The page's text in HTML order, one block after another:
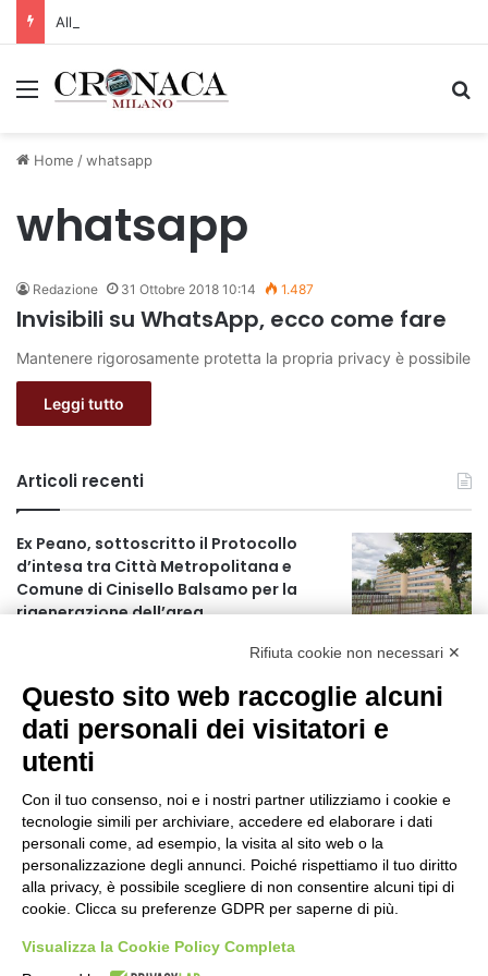
Allerta gialla per rischio temporali a partire dalle ore 18
Menu
Home /whatsapp
whatsapp
Redazione 31 Ottobre 2018 10:14 1.487
Invisibili su WhatsApp, ecco come fare
Mantenere rigorosamente protetta la propria privacy è possibile
Leggi tutto
Articoli recenti
Ex Peano, sottoscritto il Protocollo
d’intesa tra Città Metropolitana e
Comune di Cinisello Balsamo per la
rigenerazione dell’area
partire dalle ore 18
17 ore fa
Ex mercato Selinunte, via libera alle
linee di indirizzo per il nuovo spazio
socio-aggregativo dedicato ai giovani
Assegnati a Sogemi quattro mercati
comunali coperti
20 ore fa
A Santa Giulia tre nuove vie dedicate a
Rifiuta cookie non necessari ✕
Questo sito web raccoglie alcuni
dati personali dei visitatori e
utenti
Con il tuo consenso, noi e i nostri partner utilizziamo i cookie e
tecnologie simili per archiviare, accedere ed elaborare i dati
personali come, ad esempio, la visita al sito web o la
personalizzazione degli annunci. Poiché rispettiamo il tuo diritto
alla privacy, è possibile scegliere di non consentire alcuni tipi di
cookie. Clicca su preferenze GDPR per saperne di più.
Visualizza la Cookie Policy Completa